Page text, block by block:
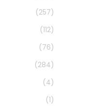
(257)
(112)
(76)
(284)
(4)
(1)